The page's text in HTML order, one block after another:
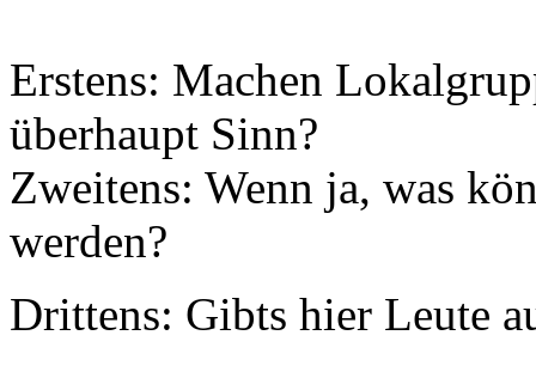
Erstens: Machen
überhaupt Sinn?
Zweitens: Wenn ja, was
werden?
Drittens: Gibts hier Leute